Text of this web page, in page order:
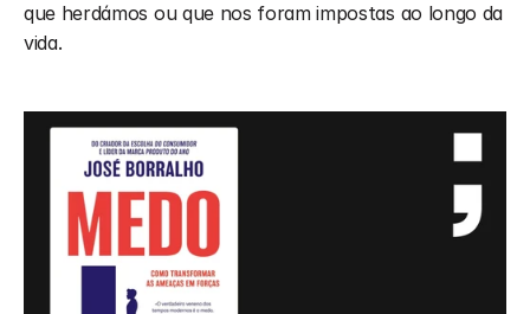
que herdámos ou que nos foram impostas ao longo da
vida.